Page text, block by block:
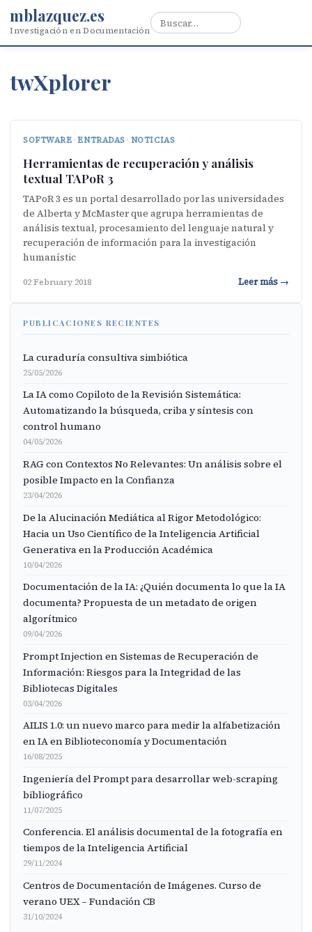
mblazquez.es
Investigación en Documentación
twXplorer
SOFTWARE · ENTRADAS · NOTICIAS
Herramientas de recuperación y análisis
textual TAPoR 3
TAPoR 3 es un portal desarrollado por las universidades
de Alberta y McMaster que agrupa herramientas de
análisis textual, procesamiento del lenguaje natural y
recuperación de información para la investigación
humanístic
02 February 2018 Leer más →
PUBLICACIONES RECIENTES
La curaduría consultiva simbiótica
25/05/2026
La IA como Copiloto de la Revisión Sistemática:
Automatizando la búsqueda, criba y síntesis con
control humano
04/05/2026
RAG con Contextos No Relevantes: Un análisis sobre el
posible Impacto en la Confianza
23/04/2026
De la Alucinación Mediática al Rigor Metodológico:
Hacia un Uso Científico de la Inteligencia Artificial
Generativa en la Producción Académica
10/04/2026
Documentación de la IA: ¿Quién documenta lo que la IA
documenta? Propuesta de un metadato de origen
algorítmico
09/04/2026
Prompt Injection en Sistemas de Recuperación de
Información: Riesgos para la Integridad de las
Bibliotecas Digitales
03/04/2026
AILIS 1.0: un nuevo marco para medir la alfabetización
en IA en Biblioteconomía y Documentación
16/08/2025
Ingeniería del Prompt para desarrollar web-scraping
bibliográfico
11/07/2025
Conferencia. El análisis documental de la fotografía en
tiempos de la Inteligencia Artificial
29/11/2024
Centros de Documentación de Imágenes. Curso de
verano UEX – Fundación CB
31/10/2024